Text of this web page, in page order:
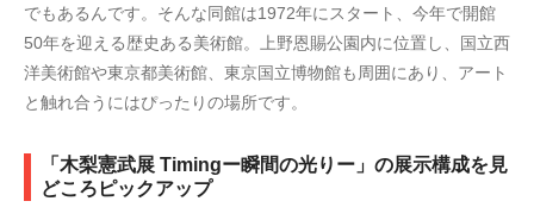
でもあるんです。そんな同館は1972年にスタート、今年で開館
50年を迎える歴史ある美術館。上野恩賜公園内に位置し、国立西
洋美術館や東京都美術館、東京国立博物館も周囲にあり、アート
と触れ合うにはぴったりの場所です。
「木梨憲武展 Timingー瞬間の光りー」の展示構成を見
どころピックアップ